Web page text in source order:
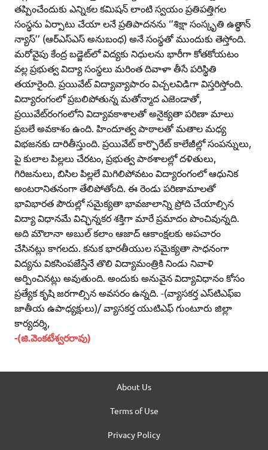
తప్పించేందుకు ఎన్నికల కమిషన్‌ లాంటి స్వయం ప్రతిపత్తిగల
సంస్థను ఏర్పాటు చేయా లనే ప్రతిపాదనను ‘’శిక్షా సంస్కృతి ఉత్థాన్‌
న్యాస్‌’’ (ఆర్‌ఎస్‌ఎస్‌ అనుబంధ) అనే సంస్థతో ముందుకు తెస్తోంది.
మరోవైపు కేంద్ర బడ్జెట్‌లో విద్యకు నిధులను భారీగా కోతకోయటం
వల్ల ప్రభుత్వ విద్యా సంస్థలు మరింత దివాళా తీసే పరిస్థితి
తయారైంది. ప్రయివేట్‌ విద్యావ్యాపారం విచ్చలవిడిగా విస్తరిస్తోంది.
విద్యారంగంలో ప్రబలిపోతున్న మతోన్మాద ఎజెండాతో,
ప్రయివేట్‌రంగంలోని విద్యావకాశాలతో అనైక్యతా పరిణా మాలు
ప్రబలే అవకాశం ఉంది. హిందూత్వ పాఠాలతో మతాల మధ్య
విభజనకు దారితీస్తుంది. ప్రయివేట్‌ కార్పొరేట్‌ కాలేజీల్లో సంపన్నులు,
పై కులాల పిల్లలు చేరటం, ప్రభుత్వ పాఠశాలల్లో దళితులు,
గిరిజనులు, బిసిల పిల్లలే మిగిలిపోవటం విద్యారంగంలో ఆధునిక
అంటరానితనంగా తేలిపోతోంది. ఈ రెండు పరిణామాలతో
భావిభారత పౌరుల్లో సమైక్యతా భావజాలాన్ని ప్రోది చేయాల్సిన
విద్యా విధానమే విచ్ఛిన్నకర శక్తిగా మారే ప్రమాదం పొంచివున్నది.
అది మౌలానా అబుల్‌ కలాం ఆజాద్‌ ఆకాంక్షలకు అపచారం
చేసినట్లు కాగలదు. కనుక భారతీయుల సమైక్యతా సాధనంగా
విద్యను వికసింపజేస్తేనే తొలి విద్యామంత్రికి నిండు నివాళి
అర్పించినట్లు అవుతుంది. అందుకు అనువైన విద్యావిధానం కోసం
ప్రత్యేక కృషి జరగాల్సిన అవసరం ఉన్నది. -(వ్యాసకర్త ఎస్‌టిఎఫ్‌ఐ
జాతీయ ఉపాధ్యక్షులు)/ వ్యాసకర్త యుటిఎఫ్‌ గుంటూరు జిల్లా
కార్యదర్శి,
-(జి.వెంకటేశ్వరరావు)
About Us
Terms of Use
Privacy Policy